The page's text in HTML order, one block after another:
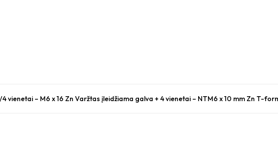
/4 vienetai – M6 x 16 Zn Varžtas įleidžiama galva + 4 vienetai – NTM6 x 10 mm Zn T-